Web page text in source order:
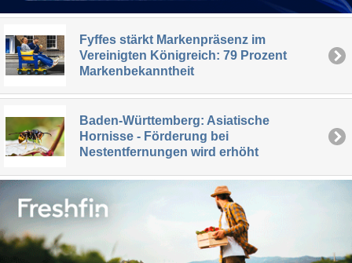
Fyffes stärkt Markenpräsenz im
Vereinigten Königreich: 79 Prozent
Markenbekanntheit
Baden-Württemberg: Asiatische
Hornisse - Förderung bei
Nestentfernungen wird erhöht